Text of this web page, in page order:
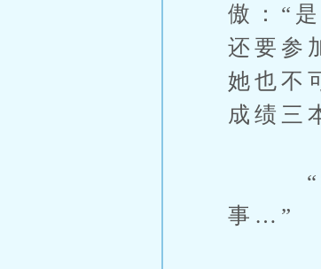
傲：“
还要参
她也不
成绩三
“考不
事…”